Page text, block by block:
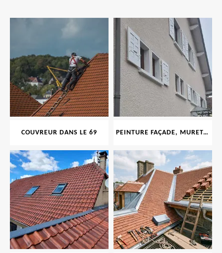
COUVREUR DANS LE 69 PEINTURE FAÇADE, MURET, TOITURE, BOISERIE, FERRONERIE, GOUTTIÈRE 69